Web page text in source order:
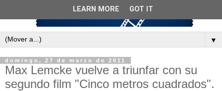
▼
domingo, 27 de marzo de 2011
Max Lemcke vuelve a triunfar con su
segundo film "Cinco metros cuadrados".
LEARN MORE GOT IT